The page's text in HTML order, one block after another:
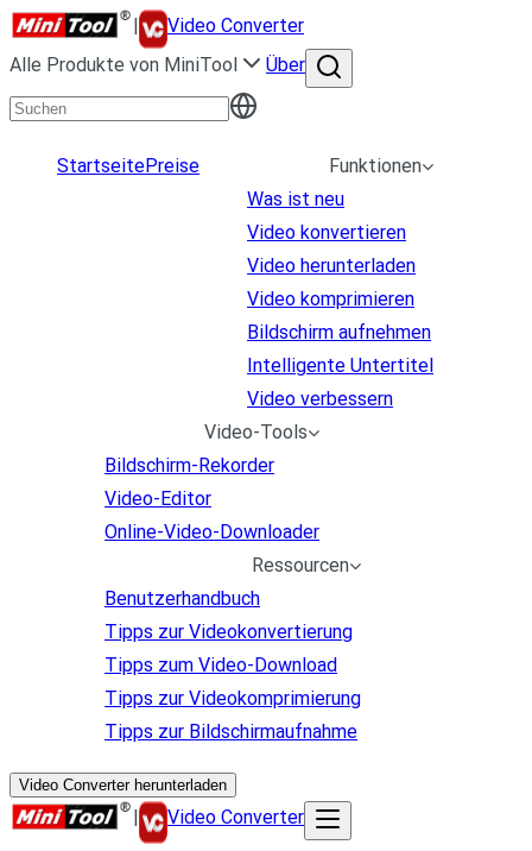
|
Video Converter
Alle Produkte von MiniTool
Über
StartseitePreise
Funktionen
Was ist neu
Video konvertieren
Video herunterladen
Video komprimieren
Bildschirm aufnehmen
Intelligente Untertitel
Video verbessern
Video-Tools
Bildschirm-Rekorder
Video-Editor
Online-Video-Downloader
Ressourcen
Benutzerhandbuch
Tipps zur Videokonvertierung
Tipps zum Video-Download
Tipps zur Videokomprimierung
Tipps zur Bildschirmaufnahme
Video Converter herunterladen
| Video Converter